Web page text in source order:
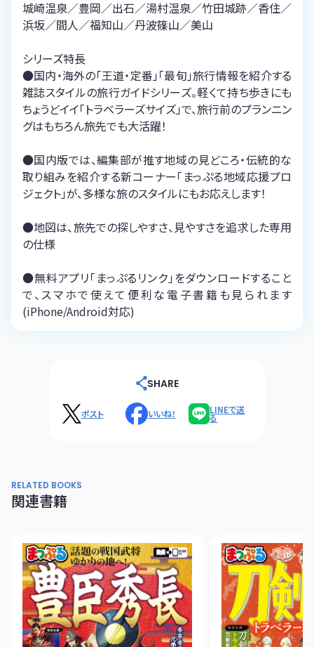
城崎温泉／豊岡／出石／湯村温泉／竹田城跡／香住／
浜坂／間人／福知山／丹波篠山／美山
シリーズ特長
●国内・海外の「王道・定番」「最旬」旅行情報を紹介する
雑誌スタイルの旅行ガイドシリーズ。軽くて持ち歩きにも
ちょうどイイ「トラベラーズサイズ」で、旅行前のプランニン
グはもちろん旅先でも大活躍！
●国内版では、編集部が推す地域の見どころ・伝統的な
取り組みを紹介する新コーナー「まっぷる地域応援プロ
ジェクト」が、多様な旅のスタイルにもお応えします！
●地図は、旅先での探しやすさ、見やすさを追求した専用
の仕様
●無料アプリ「まっぷるリンク」をダウンロードすること
で、スマホで使えて便利な電子書籍も見られます
(iPhone/Android対応)
SHARE
ポスト いいね！ LINEで送
る
RELATED BOOKS
関連書籍